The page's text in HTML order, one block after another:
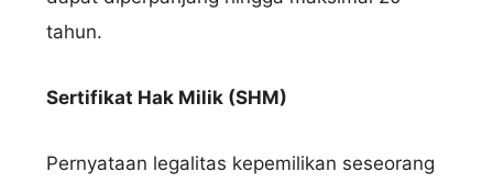
tahun.
Sertifikat Hak Milik (SHM)
Pernyataan legalitas kepemilikan seseorang